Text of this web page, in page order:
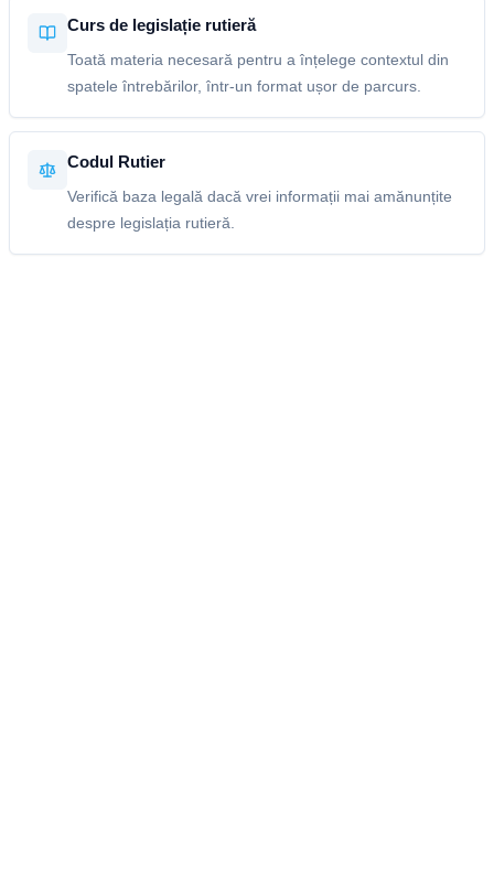
Curs de legislație rutieră
Toată materia necesară pentru a înțelege contextul din
spatele întrebărilor, într-un format ușor de parcurs.
Codul Rutier
Verifică baza legală dacă vrei informații mai amănunțite
despre legislația rutieră.